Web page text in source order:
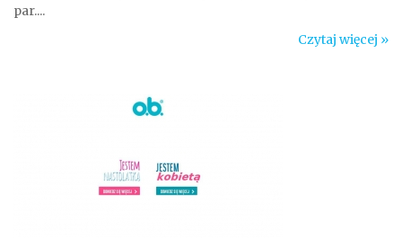
par....
Czytaj więcej »